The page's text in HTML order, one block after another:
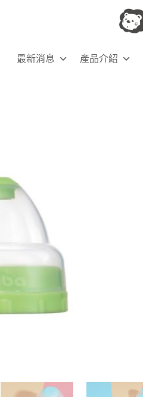
最新消息 產品介紹